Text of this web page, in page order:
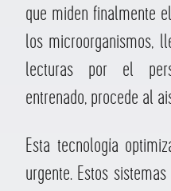
que miden finalmente
los microorganismos,
lecturas por el
entrenado, procede al
Esta tecnología
urgente. Estos